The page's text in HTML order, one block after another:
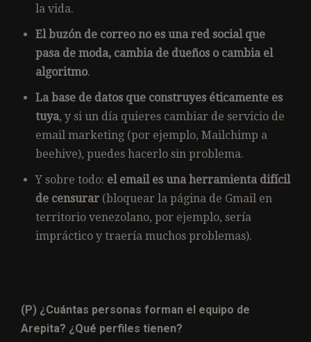
la vida.
El buzón de correo no es una red social que
pasa de moda, cambia de dueños o cambia el
algoritmo.
La base de datos que construyes éticamente es
tuya, y si un día quieres cambiar de servicio de
email marketing (por ejemplo, Mailchimp a
beehive), puedes hacerlo sin problema.
Y sobre todo: el email es una herramienta difícil
de censurar (bloquear la página de Gmail en
territorio venezolano, por ejemplo, sería
impráctico y traería muchos problemas).
(P) ¿Cuántas personas forman el equipo de
Arepita? ¿Qué perfiles tienen?